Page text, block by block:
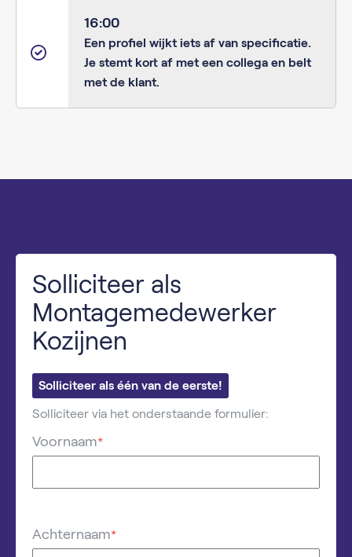
16:00
Een profiel wijkt iets af van specificatie.
Je stemt kort af met een collega en belt
met de klant.
Solliciteer als
Montagemedewerker
Kozijnen
Solliciteer als één van de eerste!
Solliciteer via het onderstaande formulier:
Voornaam*
Achternaam*